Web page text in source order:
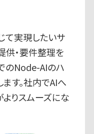
て実現したいサ
供・要件整理を
のNode-AIのハ
す。社内でAIへ
りスムーズにな